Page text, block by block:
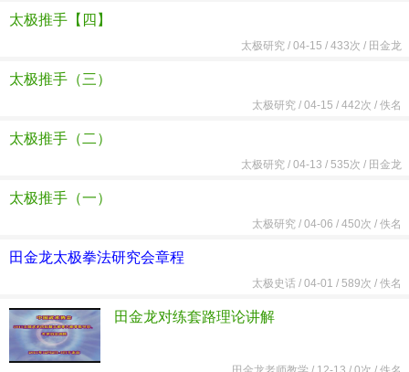
太极推手【四】
太极研究 / 04-15 / 433次 / 田金龙
太极推手（三）
太极研究 / 04-15 / 442次 / 佚名
太极推手（二）
太极研究 / 04-13 / 535次 / 田金龙
太极推手（一）
太极研究 / 04-06 / 450次 / 佚名
田金龙太极拳法研究会章程
太极史话 / 04-01 / 589次 / 佚名
田金龙对练套路理论讲解